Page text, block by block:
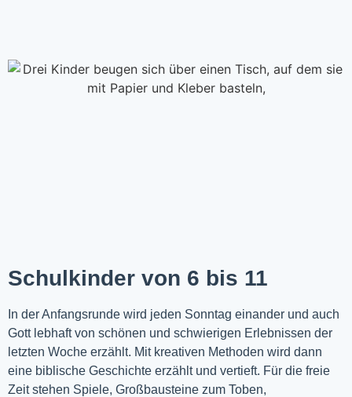
Schulkinder von 6 bis 11
In der Anfangsrunde wird jeden Sonntag einander und auch
Gott lebhaft von schönen und schwierigen Erlebnissen der
letzten Woche erzählt. Mit kreativen Methoden wird dann
eine biblische Geschichte erzählt und vertieft. Für die freie
Zeit stehen Spiele, Großbausteine zum Toben,